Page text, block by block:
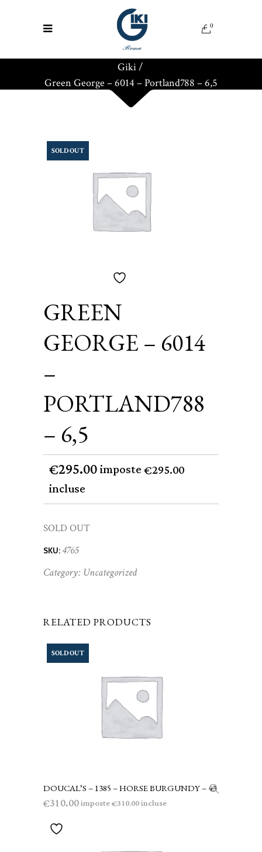
0
Giki/
Green George – 6014 – Portland788 – 6,5
SOLD OUT
GREEN
GEORGE – 6014
–
PORTLAND788
– 6,5
€295.00imposte€295.00
incluse
SOLD OUT
SKU: 4765
Category: Uncategorized
RELATED PRODUCTS
SOLD OUT
LEGGI TUTTO
DOUCAL’S – 1385 – HORSE BURGUNDY – 43
€310.00imposte€310.00incluse